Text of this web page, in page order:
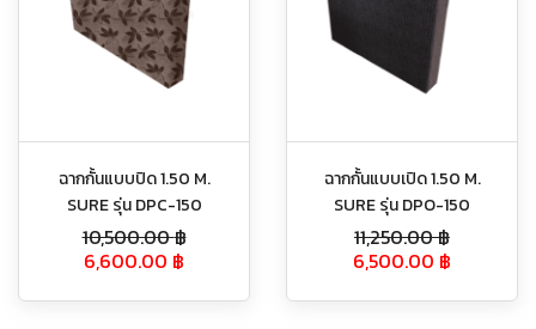
ฉากกั้นแบบปิด 1.50 M.
SURE รุ่น DPC-150
10,500.00฿
6,600.00 ฿
ฉากกั้นแบบเปิด 1.50 M.
SURE รุ่น DPO-150
11,250.00฿
6,500.00 ฿